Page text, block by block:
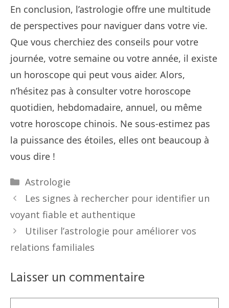
En conclusion, l’astrologie offre une multitude
de perspectives pour naviguer dans votre vie.
Que vous cherchiez des conseils pour votre
journée, votre semaine ou votre année, il existe
un horoscope qui peut vous aider. Alors,
n’hésitez pas à consulter votre horoscope
quotidien, hebdomadaire, annuel, ou même
votre horoscope chinois. Ne sous-estimez pas
la puissance des étoiles, elles ont beaucoup à
vous dire !
Catégories
Astrologie
Les signes à rechercher pour identifier un
voyant fiable et authentique
Utiliser l’astrologie pour améliorer vos
relations familiales
Laisser un commentaire